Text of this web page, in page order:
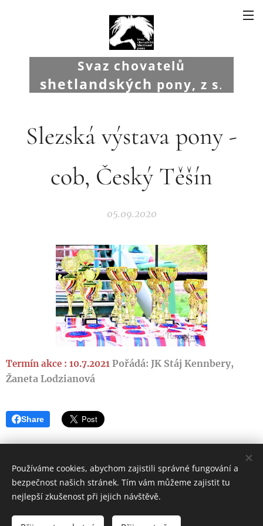
Svaz chovatelů
shetlandských pony, z s.
Slezská výstava pony -
cob, Český Těšín
05.09.2020
Termín akce : 10.7.2021 Pořádá: JK Stáj Kennbery,
Žaneta Lodzianová
Share
Svazchovatelů shetlandských pony, z. s.
Kontakt pro web: schshpcr@seznam.cz
Používáme cookies, abychom zajistili správné fungování a
bezpečnost našich stránek. Tím vám můžeme zajistit tu
nejlepší zkušenost při jejich návštěvě.